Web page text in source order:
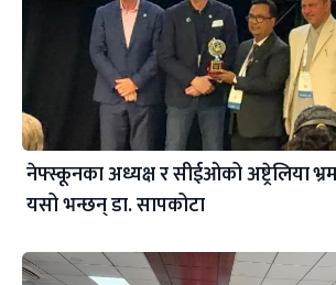
नेफ्स्कूनका अध्यक्ष र सीईओको अष्ट्रेलिया
यसो भन्छन् डा‍. सापकोटा